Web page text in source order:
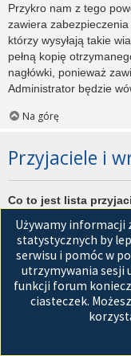
Przykro nam z tego
zawiera
którzy wysyłają takie
pełną kopię
nagłówki, ponieważ
Administrator będzie
Na górę
Przyjaciele i
Co to jest lista
użytkowników witryny.
wyświetleni na karcie
zarządzania kontem. Z
status, a także wysłać
używanego stylu
wyróżniane. Jeśli
Używamy informacji
statystycznych by
serwisu i pomóc w
utrzymywania sesji
funkcji forum
ciasteczek.